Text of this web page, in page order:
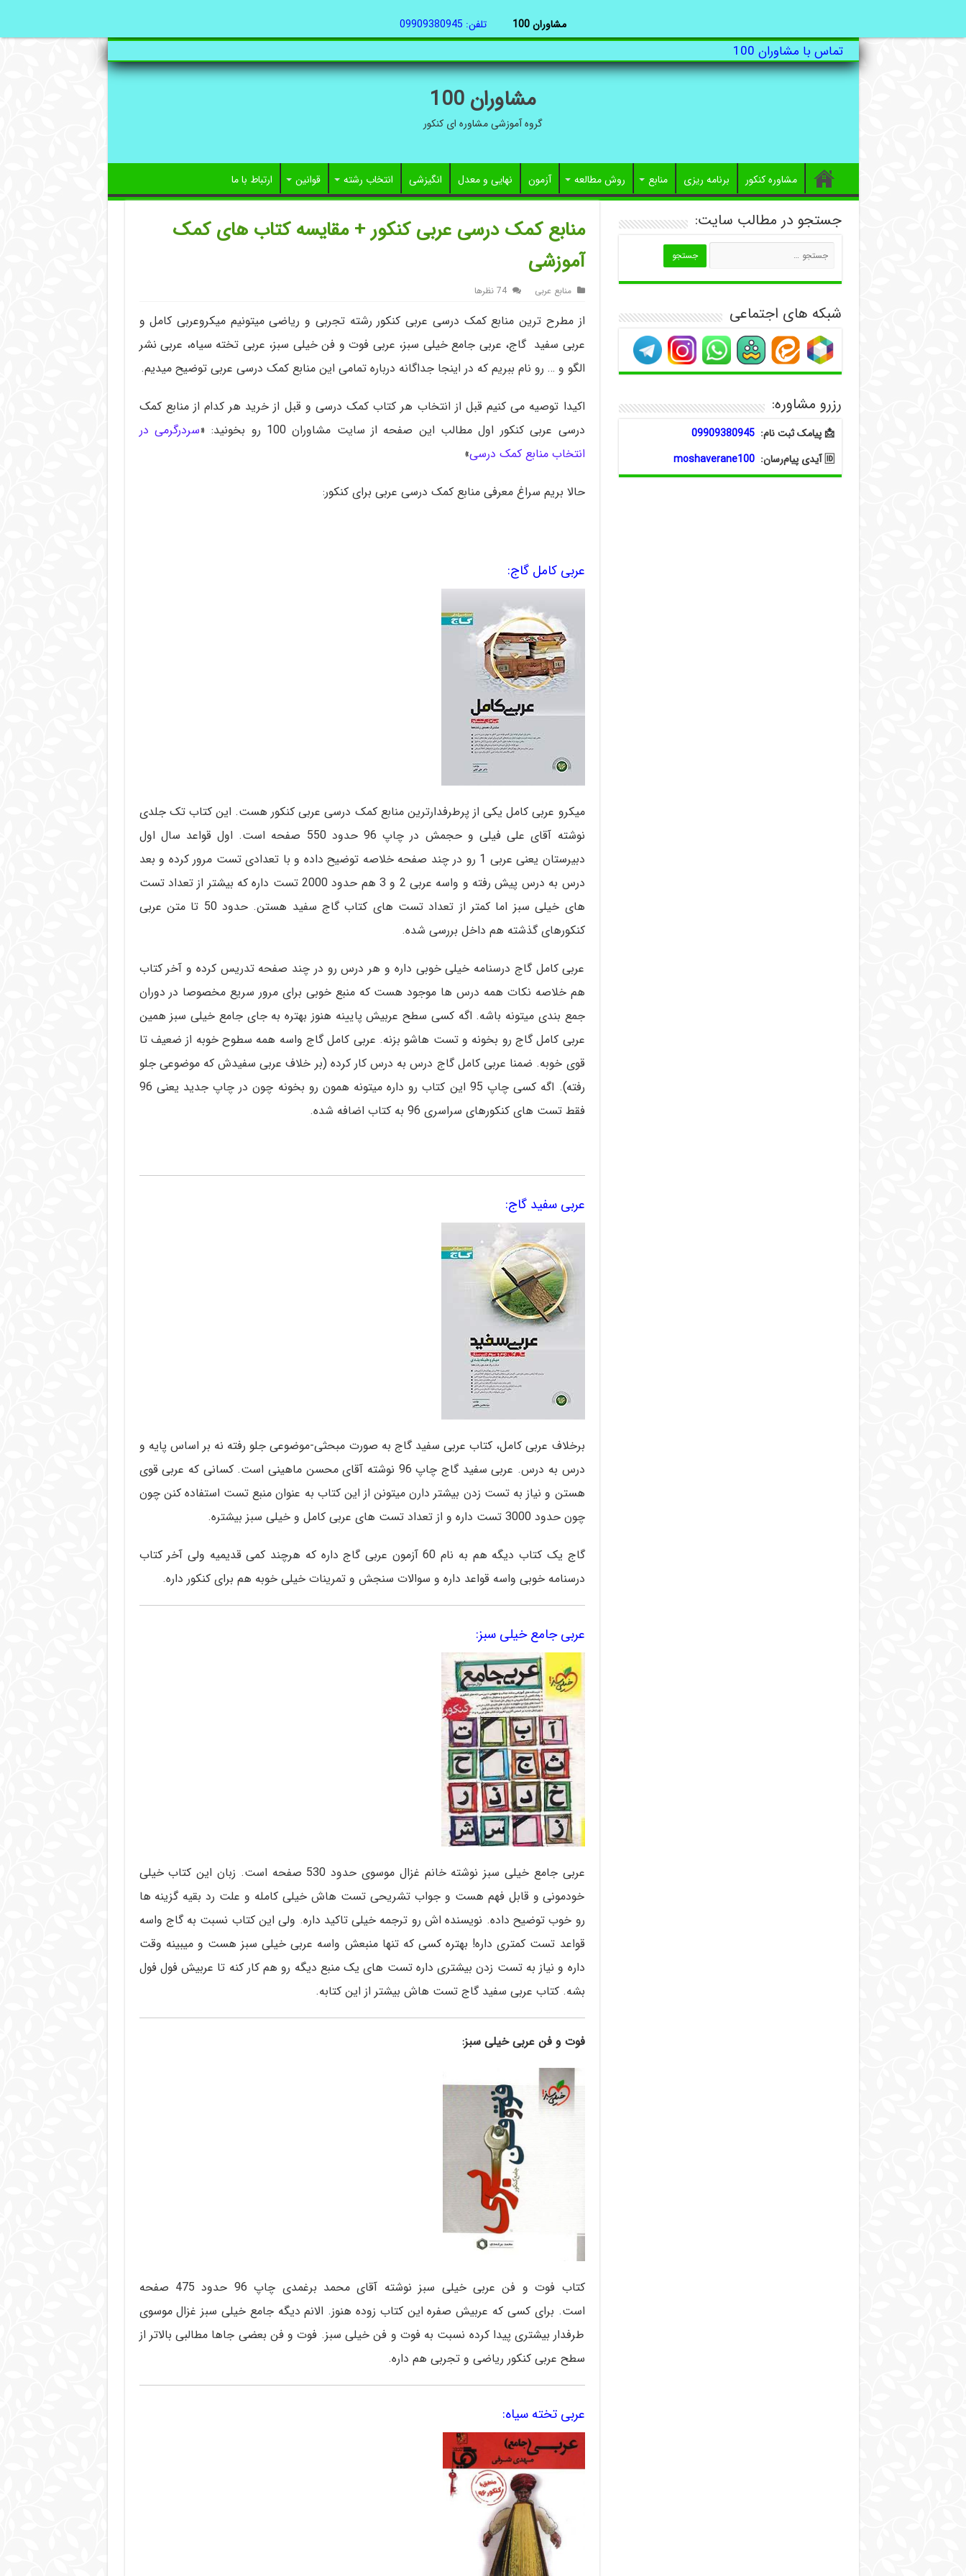
تماس با مشاوران 100
مشاوران 100
گروه آموزشی مشاوره ای کنکور
مشاوره کنکور برنامه ریزی منابع روش مطالعه آزمون نهایی و معدل انگیزشی انتخاب رشته قوانین ارتباط با ما
منابع کمک درسی عربی کنکور + مقایسه کتاب های کمک
آموزشی
منابع عربی 74 نظرها
از مطرح ترین منابع کمک درسی عربی کنکور رشته تجربی و ریاضی میتونیم میکروعربی کامل و
عربی سفید گاج، عربی جامع خیلی سبز، عربی فوت و فن خیلی سبز، عربی تخته سیاه، عربی نشر
الگو و … رو نام ببریم که در اینجا جداگانه درباره تمامی این منابع کمک درسی عربی توضیح میدیم.
اکیدا توصیه می کنیم قبل از انتخاب هر کتاب کمک درسی و قبل از خرید هر کدام از منابع کمک
درسی عربی کنکور اول مطالب این صفحه از سایت مشاوران 100 رو بخونید: «
سردرگرمی در
انتخاب منابع کمک درسی»
حالا بریم سراغ معرفی منابع کمک درسی عربی برای کنکور:
عربی کامل گاج:
میکرو عربی کامل یکی از پرطرفدارترین منابع کمک درسی عربی کنکور هست. این کتاب تک جلدی
نوشته آقای علی فیلی و حجمش در چاپ 96 حدود 550 صفحه است. اول قواعد سال اول
دبیرستان یعنی عربی 1 رو در چند صفحه خلاصه توضیح داده و با تعدادی تست مرور کرده و بعد
درس به درس پیش رفته و واسه عربی 2 و 3 هم حدود 2000 تست داره که بیشتر از تعداد تست
های خیلی سبز اما کمتر از تعداد تست های کتاب گاج سفید هستن. حدود 50 تا متن عربی
کنکورهای گذشته هم داخل بررسی شده.
عربی کامل گاج درسنامه خیلی خوبی داره و هر درس رو در چند صفحه تدریس کرده و آخر کتاب
هم خلاصه نکات همه درس ها موجود هست که منبع خوبی برای مرور سریع مخصوصا در دوران
جمع بندی میتونه باشه. اگه کسی سطح عربیش پایینه هنوز بهتره به جای جامع خیلی سبز همین
عربی کامل گاج رو بخونه و تست هاشو بزنه. عربی کامل گاج واسه همه سطوح خوبه از ضعیف تا
قوی خوبه. ضمنا عربی کامل گاج درس به درس کار کرده (بر خلاف عربی سفیدش که موضوعی جلو
رفته). اگه کسی چاپ 95 این کتاب رو داره میتونه همون رو بخونه چون در چاپ جدید یعنی 96
فقط تست های کنکورهای سراسری 96 به کتاب اضافه شده.
عربی سفید گاج:
برخلاف عربی کامل، کتاب عربی سفید گاج به صورت مبحثی-موضوعی جلو رفته نه بر اساس پایه و
درس به درس. عربی سفید گاج چاپ 96 نوشته آقای محسن ماهینی است. کسانی که عربی قوی
هستن و نیاز به تست زدن بیشتر دارن میتونن از این کتاب به عنوان منبع تست استفاده کنن چون
چون حدود 3000 تست داره و از تعداد تست های عربی کامل و خیلی سبز بیشتره.
گاج یک کتاب دیگه هم به نام 60 آزمون عربی گاج داره که هرچند کمی قدیمیه ولی آخر کتاب
درسنامه خوبی واسه قواعد داره و سوالات سنجش و تمرینات خیلی خوبه هم برای کنکور داره.
عربی جامع خیلی سبز:
عربی جامع خیلی سبز نوشته خانم غزال موسوی حدود 530 صفحه است. زبان این کتاب خیلی
خودمونی و قابل فهم هست و جواب تشریحی تست هاش خیلی کامله و علت رد بقیه گزینه ها
رو خوب توضیح داده. نویسنده اش رو ترجمه خیلی تاکید داره. ولی این کتاب نسبت به گاج واسه
قواعد تست کمتری داره! بهتره کسی که تنها منبعش واسه عربی خیلی سبز هست و میبینه وقت
داره و نیاز به تست زدن بیشتری داره تست های یک منبع دیگه رو هم کار کنه تا عربیش فول فول
بشه. کتاب عربی سفید گاج تست هاش بیشتر از این کتابه.
فوت و فن عربی خیلی سبز:
کتاب فوت و فن عربی خیلی سبز نوشته آقای محمد برغمدی چاپ 96 حدود 475 صفحه
است. برای کسی که عربیش صفره این کتاب زوده هنوز. الانم دیگه جامع خیلی سبز غزال موسوی
طرفدار بیشتری پیدا کرده نسبت به فوت و فن خیلی سبز. فوت و فن بعضی جاها مطالبی بالاتر از
سطح عربی کنکور ریاضی و تجربی هم داره.
عربی تخته سیاه:
جستجو در مطالب سایت:
شبکه های اجتماعی
رزرو مشاوره:
📩 پیامک ثبت نام:09909380945
🆔 آیدی پیام‌رسان:
moshaverane100
مشاوران 100 تلفن: 09909380945